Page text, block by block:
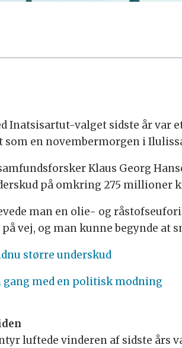
Inatsisartut-valget sidste år var
en novembermorgen i
Klaus Georg
på omkring 275 millioner
man en olie- og
vej, og man kunne begynde at
større underskud
med en politisk modning
luftede vinderen af sidste års